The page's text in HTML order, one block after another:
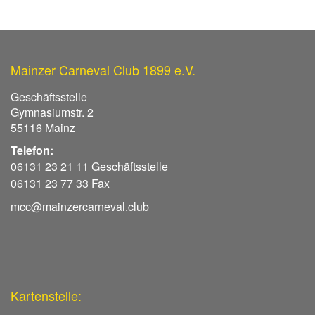
Mainzer Carneval Club 1899 e.V.
Geschäftsstelle
Gymnasiumstr. 2
55116 Mainz
Telefon:
06131 23 21 11 Geschäftsstelle
06131 23 77 33 Fax
mcc@mainzercarneval.club
Kartenstelle: